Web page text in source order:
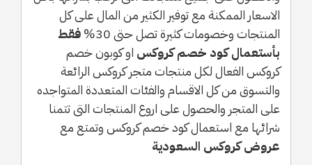
الاسعار الممكنة مع توفير الكثير من المال على كل
المنتجات وخصومات كثيرة تصل حتى 30%
فقط
بأستعمال كود خصم كروكس او كوبون خصم
كروكس الفعال لكل منتجات متجر كروكس الرائعة
والتسوق من كل الاقسام والفئات المتعددة المتواجده
على المتجر والحصول على اروع المنتجات التى تتمنا
شرائها مع استعمال كود خصم كروكس وتمتع مع
عروض كروكس السعودية